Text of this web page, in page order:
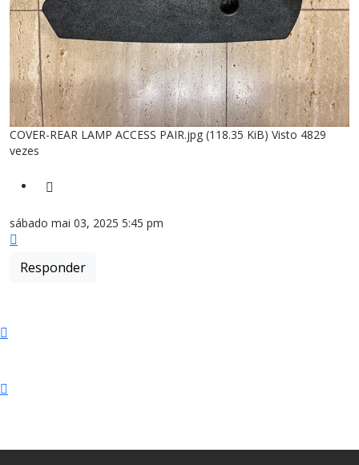
COVER-REAR LAMP ACCESS PAIR.jpg (118.35 KiB) Visto 4829
vezes
sábado mai 03, 2025 5:45 pm
Responder